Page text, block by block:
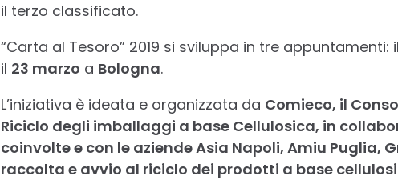
il terzo classificato.
“Carta al Tesoro” 2019 si sviluppa in tre appuntamenti: il
il 23 marzo a Bologna.
L’iniziativa è ideata e organizzata da Comieco, il
Riciclo degli imballaggi a base Cellulosica, in
coinvolte e con le aziende Asia Napoli, Amiu Puglia,
raccolta e avvio al riciclo dei prodotti a base